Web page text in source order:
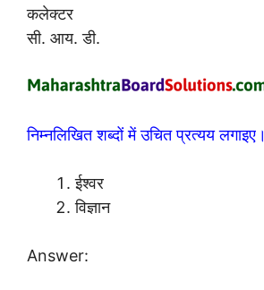
कलेक्टर
सी. आय. डी.
निम्नलिखित शब्दों में उचित प्रत्यय लगाइए।
ईश्वर
विज्ञान
Answer: